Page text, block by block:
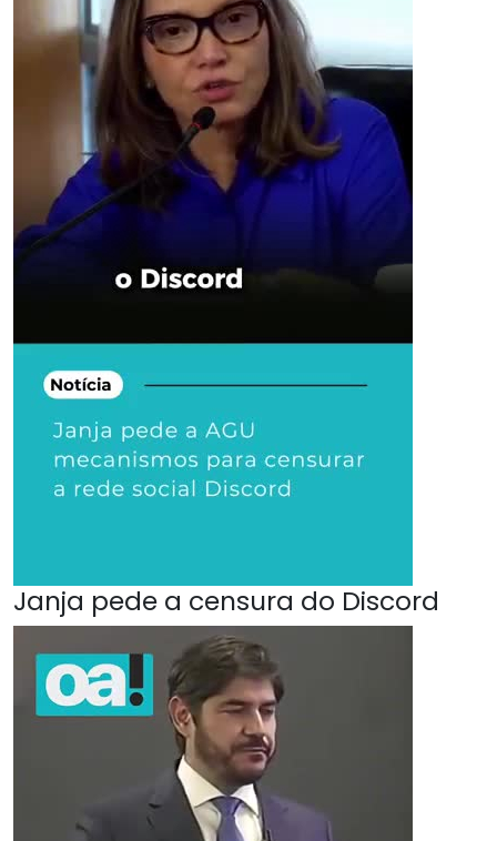
Janja pede a censura do Discord